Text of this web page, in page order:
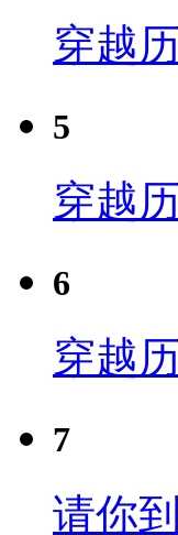
穿越
5
穿越
6
穿越
7
请你